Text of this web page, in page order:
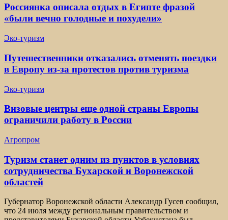
Россиянка описала отдых в Египте фразой
«были вечно голодные и похудели»
Эко-туризм
Путешественники отказались отменять поездки
в Европу из-за протестов против туризма
Эко-туризм
Визовые центры еще одной страны Европы
ограничили работу в России
Агропром
Туризм станет одним из пунктов в условиях
сотрудничества Бухарской и Воронежской
областей
Губернатор Воронежской области Александр Гусев сообщил,
что 24 июля между региональным правительством и